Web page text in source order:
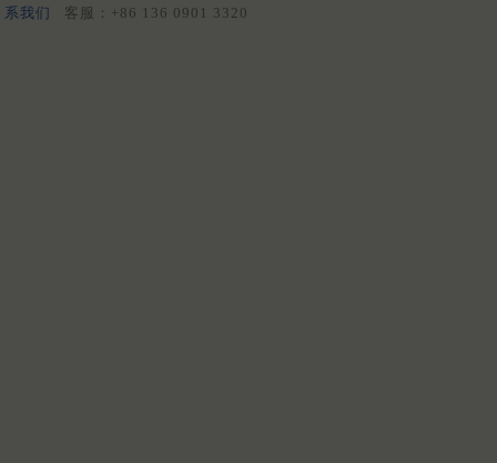
系我们
客服：+86 136 0901 3320